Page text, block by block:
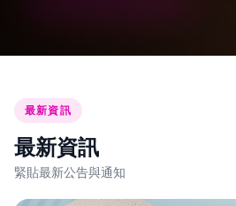
最新資訊
最新資訊
緊貼最新公告與通知